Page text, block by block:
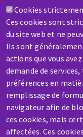
Cookies
Ces cookies sont
du site web et ne
Ils sont
actions que vous
demande de
préférences en
remplissage de
navigateur afin de
ces cookies, mais
affectées. Ces
Une